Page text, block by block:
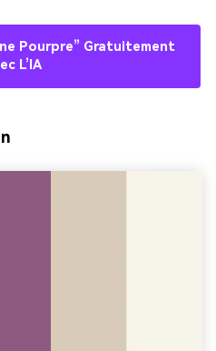
Pourpre” Gratuitement
L’IA